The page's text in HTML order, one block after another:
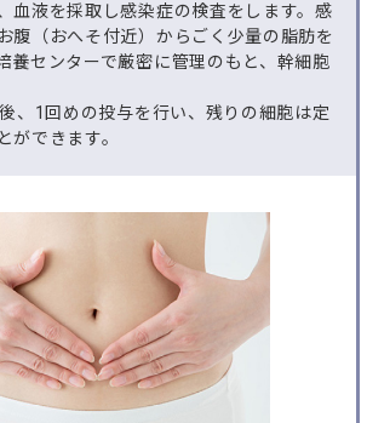
血液を採取し感染症の検査をします。感
腹（おへそ付近）からごく少量の脂肪を
養センターで厳密に管理のもと、幹細胞
、1回めの投与を行い、残りの細胞は定
ができます。